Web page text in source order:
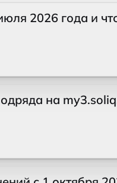
2026 года и
на